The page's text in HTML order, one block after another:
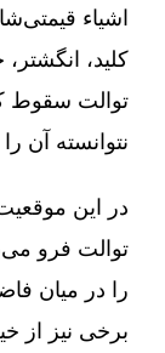
اشیاء
کلید،
توالت سقوط
نتوانسته آن
در این
توالت فرو
را در میان
برخی نیز از